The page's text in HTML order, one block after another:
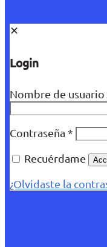
✕
Login
Nombre de
Contraseña *
Recuérdame
¿Olvidaste la